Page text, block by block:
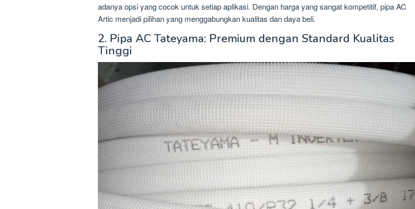
adanya opsi yang cocok untuk setiap aplikasi. Dengan harga yang sangat kompetitif, pipa AC
Artic menjadi pilihan yang menggabungkan kualitas dan daya beli.
2. Pipa AC Tateyama: Premium dengan Standard Kualitas
Tinggi